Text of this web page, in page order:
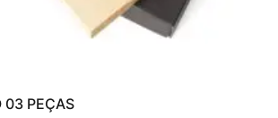
03 PEÇAS